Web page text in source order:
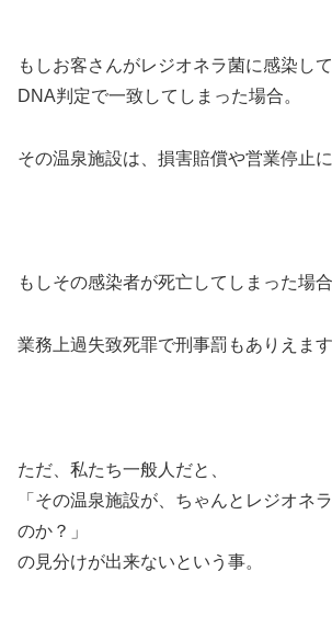
もしお客さんがレジオネラ菌に感染して
DNA判定で一致してしまった場合。
その温泉施設は、損害賠償や営業停止に
もしその感染者が死亡してしまった場合
業務上過失致死罪で刑事罰もありえます
ただ、私たち一般人だと、
「その温泉施設が、ちゃんとレジオネ
のか？」
の見分けが出来ないという事。